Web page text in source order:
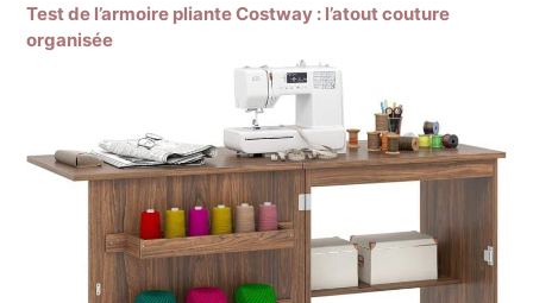
Test de l’armoire pliante Costway : l’atout couture
organisée